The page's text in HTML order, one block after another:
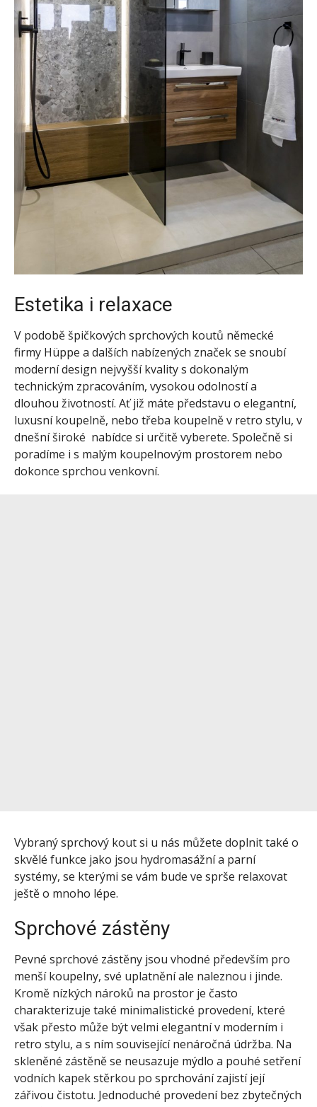
Estetika i relaxace
V podobě špičkových sprchových koutů německé
firmy Hüppe a dalších nabízených značek se snoubí
moderní design nejvyšší kvality s dokonalým
technickým zpracováním, vysokou odolností a
dlouhou životností. Ať již máte představu o elegantní,
luxusní koupelně, nebo třeba koupelně v retro stylu, v
dnešní široké nabídce si určitě vyberete. Společně si
poradíme i s malým koupelnovým prostorem nebo
dokonce sprchou venkovní.
Vybraný sprchový kout si u nás můžete doplnit také o
skvělé funkce jako jsou hydromasážní a parní
systémy, se kterými se vám bude ve sprše relaxovat
ještě o mnoho lépe.
Sprchové zástěny
Pevné sprchové zástěny jsou vhodné především pro
menší koupelny, své uplatnění ale naleznou i jinde.
Kromě nízkých nároků na prostor je často
charakterizuje také minimalistické provedení, které
však přesto může být velmi elegantní v moderním i
retro stylu, a s ním související nenáročná údržba. Na
skleněné zástěně se neusazuje mýdlo a pouhé setření
vodních kapek stěrkou po sprchování zajistí její
zářivou čistotu. Jednoduché provedení bez zbytečných